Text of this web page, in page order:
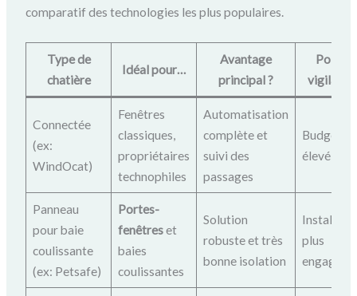
comparatif des technologies les plus populaires.
Type de
chatière
Idéal pour…
Avantage
principal ?
Point
Connectée
(ex:
WindOcat)
Fenêtres
classiques,
propriétaires
technophiles
Automatisation
complète et
suivi des
passages
Budget
élevé
Panneau
pour baie
coulissante
(ex: Petsafe)
Portes-
fenêtreset
baies
coulissantes
Solution
robuste et très
bonne isolation
plus